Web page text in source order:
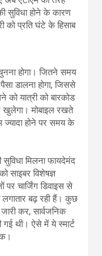
सुविधा होने के कारण
को प्रति घंटे के हिसाब
होगा। जितने समय
डालना होगा, जिससे
को यात्री को बारकोड
खुलेगा। मोबाइल रखते
ज्यादा होने पर समय के
मिलना फायदेमंद
साइबर विशेषज्ञ
चार्जिंग डिवाइस से
लगातार बढ़ रही हैं। कुछ
कर, सार्वजनिक
थी। ऐसे में ये स्मार्ट